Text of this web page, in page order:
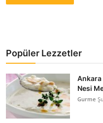
Popüler Lezzetler
Ankara
Nesi
Gurme